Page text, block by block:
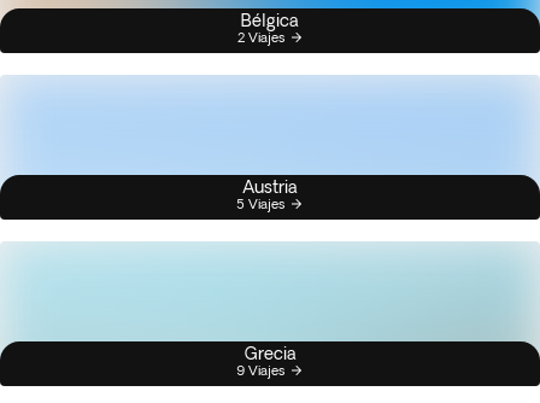
Bélgica
2 Viajes
Austria
5 Viajes
Grecia
9 Viajes